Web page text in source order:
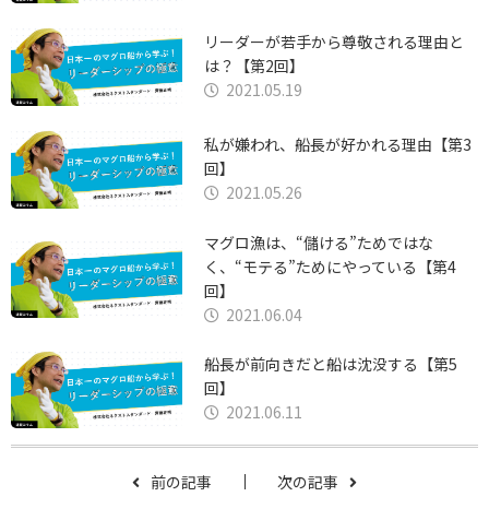
リーダーが若手から尊敬される理由と
は？【第2回】
2021.05.19
私が嫌われ、船長が好かれる理由【第3
回】
2021.05.26
マグロ漁は、“儲ける”ためではな
く、“モテる”ためにやっている【第4
回】
2021.06.04
船長が前向きだと船は沈没する【第5
回】
2021.06.11
前の記事 次の記事